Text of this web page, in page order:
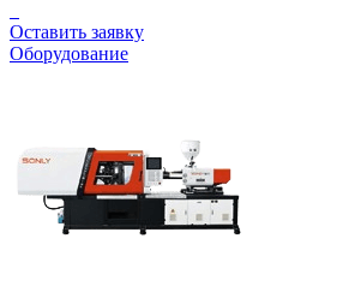
Оставить заявку
Оборудование